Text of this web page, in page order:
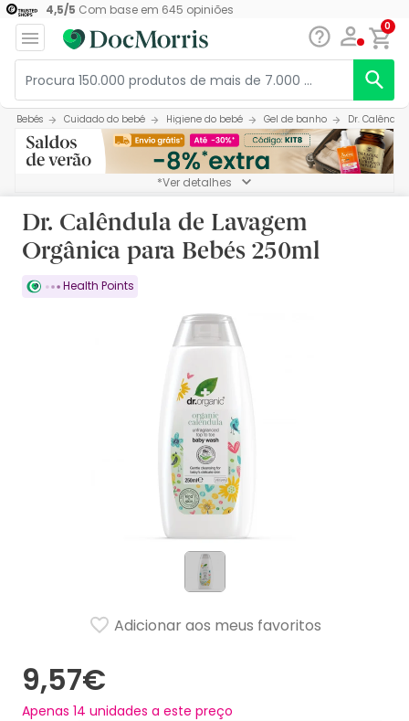
4,5/5 Com base em 645 opiniões
0
Bebés Cuidado do bebé Higiene do bebé Gel de banho Dr.
*Ver detalhes
Dr. Calêndula de Lavagem
Orgânica para Bebés 250ml
Health Points
9,57€
Apenas 14 unidades a este preço
Adicionar aos meus favoritos